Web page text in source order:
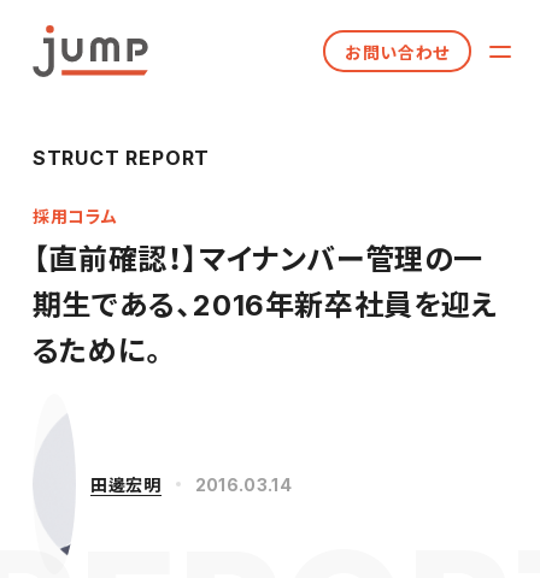
お問い合わせ
STRUCT REPORT
採用コラム
【直前確認！】マイナンバー管理の一
期生である、2016年新卒社員を迎え
るために。
田邊宏明 2016.03.14